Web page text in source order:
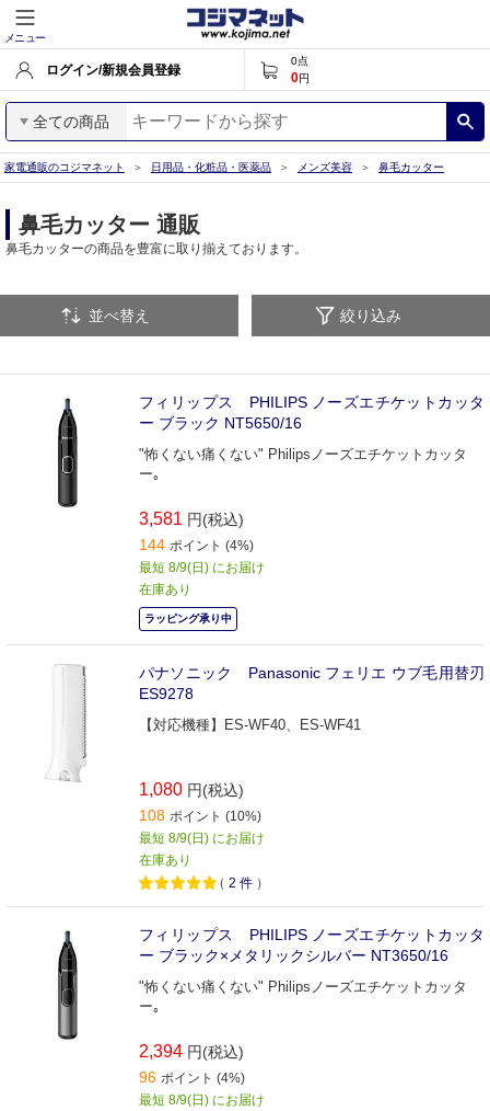
メニュー
ログイン/新規会員登録
0点
0円
全ての商品
家電通販のコジマネット 日用品・化粧品・医薬品 メンズ美容 鼻毛カッター
鼻毛カッター 通販
鼻毛カッターの商品を豊富に取り揃えております。
並べ替え 絞り込み
フィリップス PHILIPS ノーズエチケットカッタ
ー ブラック NT5650/16
"怖くない痛くない" Philipsノーズエチケットカッタ
ー｡
3,581 円(税込)
144 ポイント (4%)
最短 8/9(日) にお届け
在庫あり
ラッピング承り中
パナソニック Panasonic フェリエ ウブ毛用替刃
ES9278
【対応機種】ES-WF40、ES-WF41
1,080 円(税込)
108 ポイント (10%)
最短 8/9(日) にお届け
在庫あり
（ 2 件 ）
フィリップス PHILIPS ノーズエチケットカッタ
ー ブラック×メタリックシルバー NT3650/16
"怖くない痛くない" Philipsノーズエチケットカッタ
ー｡
2,394 円(税込)
96 ポイント (4%)
最短 8/9(日) にお届け